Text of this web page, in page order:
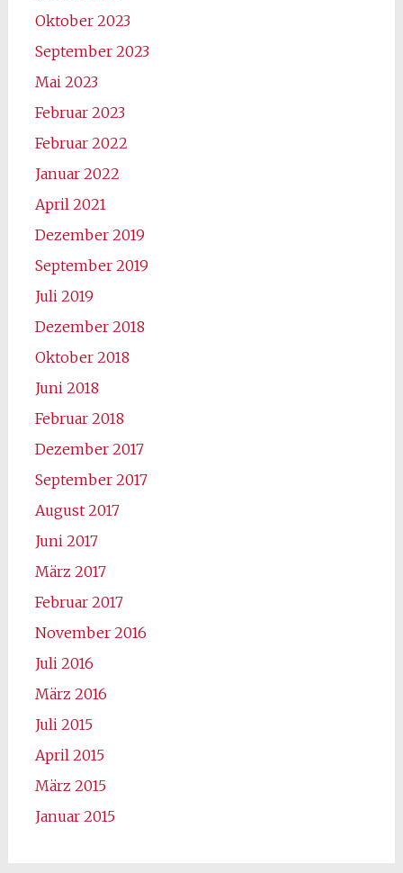
Oktober 2023
September 2023
Mai 2023
Februar 2023
Februar 2022
Januar 2022
April 2021
Dezember 2019
September 2019
Juli 2019
Dezember 2018
Oktober 2018
Juni 2018
Februar 2018
Dezember 2017
September 2017
August 2017
Juni 2017
März 2017
Februar 2017
November 2016
Juli 2016
März 2016
Juli 2015
April 2015
März 2015
Januar 2015